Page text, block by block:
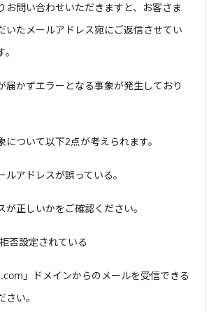
お問い合わせいただきますと、お客さま
いたメールアドレス宛にご返信させてい
届かずエラーとなる事象が発生しており
について以下2点が考えられます。
ルアドレスが誤っている。
が正しいかをご確認ください。
否設定されている
」ドメインからのメールを受信できる
い。